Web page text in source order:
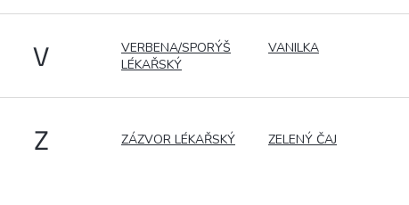
V
VERBENA/SPORÝŠ
LÉKAŘSKÝ
VANILKA
Z ZÁZVOR LÉKAŘSKÝ ZELENÝ ČAJ